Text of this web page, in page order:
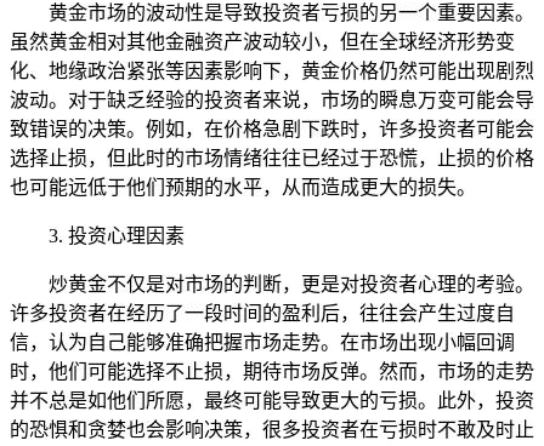
黄金市场的波动性是导致投资者亏损的另一个重要因素。
虽然黄金相对其他金融资产波动较小，但在全球经济形势变
化、地缘政治紧张等因素影响下，黄金价格仍然可能出现剧烈
波动。对于缺乏经验的投资者来说，市场的瞬息万变可能会导
致错误的决策。例如，在价格急剧下跌时，许多投资者可能会
选择止损，但此时的市场情绪往往已经过于恐慌，止损的价格
也可能远低于他们预期的水平，从而造成更大的损失。
3. 投资心理因素
炒黄金不仅是对市场的判断，更是对投资者心理的考验。
许多投资者在经历了一段时间的盈利后，往往会产生过度自
信，认为自己能够准确把握市场走势。在市场出现小幅回调
时，他们可能选择不止损，期待市场反弹。然而，市场的走势
并不总是如他们所愿，最终可能导致更大的亏损。此外，投资
的恐惧和贪婪也会影响决策，很多投资者在亏损时不敢及时止